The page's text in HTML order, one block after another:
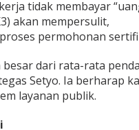
tidak membayar
akan mempersulit,
permohonan
besar dari rata-rata
Setyo. Ia berharap
layanan publik.
Di
09:13